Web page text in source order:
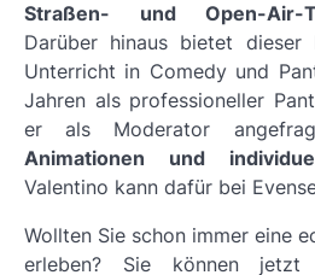
Straßen- und Open-Air-
Darüber hinaus bietet dieser
Unterricht in Comedy und
Jahren als professioneller
er als Moderator
Animationen und
Valentino kann dafür bei
Wollten Sie schon immer eine
erleben? Sie können jetzt